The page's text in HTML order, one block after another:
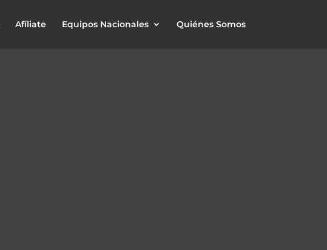
Afíliate Equipos Nacionales Quiénes Somos